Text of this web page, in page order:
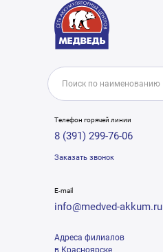
Телефон горячей линии
8 (391) 299-76-06
Заказать звонок
E-mail
info@medved-akkum.ru
Адреса филиалов